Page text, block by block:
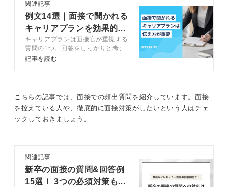
関連記事
例文14選｜面接で聞かれる
キャリアプランを効果的に
伝えるコツ4選
キャリアプランは面接官が重視する
質問の1つ。回答をしっかりと考え
ることで、入社後のミスマッチを避
リアプランについて聞かれた際の正
しい答え方について、キャリアコン
サルタントのアドバイスを交えつつ
解説します。
記事を読む
こちらの記事では、面接での頻出質問を紹介しています。面接
を控えている人や、徹底的に面接対策がしたいという人はチェ
ックしておきましょう。
関連記事
新卒の面接の質問&回答例
15選！ 3つの必須対策も解